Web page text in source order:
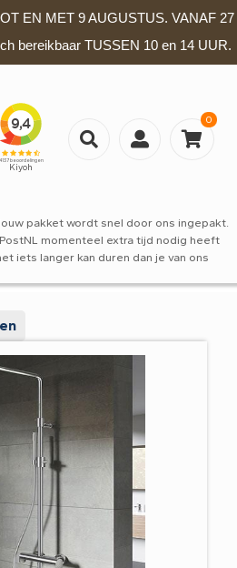
EN MET 9 AUGUSTUS. VANAF 27
bereikbaar TUSSEN 10 en 14 UUR.
0
pakket wordt snel door ons ingepakt.
momenteel extra tijd nodig heeft
iets langer kan duren dan je van ons